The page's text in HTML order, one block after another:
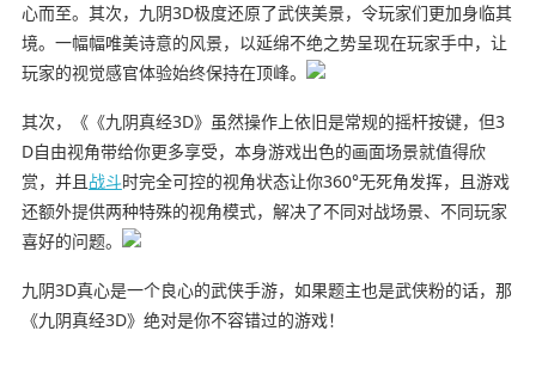
心而至。其次，九阴3D极度还原了武侠美景，令玩家们更加身临其
境。一幅幅唯美诗意的风景，以延绵不绝之势呈现在玩家手中，让
玩家的视觉感官体验始终保持在顶峰。
其次，《《九阴真经3D》虽然操作上依旧是常规的摇杆按键，但3
D自由视角带给你更多享受，本身游戏出色的画面场景就值得欣
赏，并且战斗时完全可控的视角状态让你360°无死角发挥，且游戏
还额外提供两种特殊的视角模式，解决了不同对战场景、不同玩家
喜好的问题。
九阴3D真心是一个良心的武侠手游，如果题主也是武侠粉的话，那
《九阴真经3D》绝对是你不容错过的游戏！